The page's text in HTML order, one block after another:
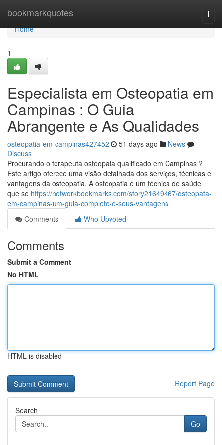
bookmarkquotes
Home
Home
1
Especialista em Osteopatia em
Campinas : O Guia
Abrangente e As Qualidades
osteopatia-em-campinas427452 51 days ago
News
Discuss
Procurando o terapeuta osteopata qualificado em Campinas ?
Este artigo oferece uma visão detalhada dos serviços, técnicas e
vantagens da osteopatia. A osteopatia é um técnica de saúde
que se https://networkbookmarks.com/story21649467/osteopata-
em-campinas-um-guia-completo-e-seus-vantagens
Comments
Who Upvoted
Comments
Submit a Comment
No HTML
HTML is disabled
Report Page
Search
Go